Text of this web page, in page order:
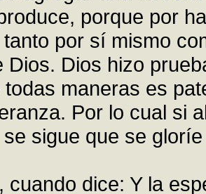
porque por
por sí mismo
Dios. Dios hizo
maneras es
Por lo cual si
sigue que se
cuando dice: Y la